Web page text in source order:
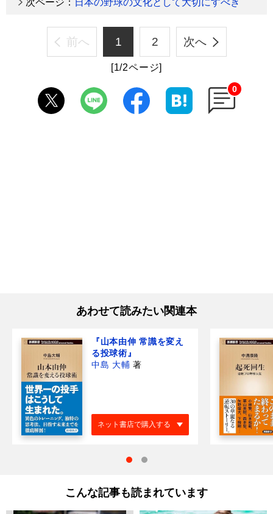
次ページ： 日本の野球の文化として大切にすべき
前へ 1 2 次へ
[1/2ページ]
0
あわせて読みたい関連本
『山本由伸 常識を変え
る投球術』
中島 大輔 著
ネット書店で購入する
こんな記事も読まれています